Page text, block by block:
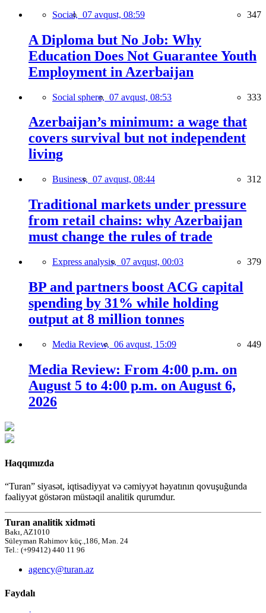
Social, 07 avqust, 08:59 347
A Diploma but No Job: Why
Education Does Not Guarantee Youth
Employment in Azerbaijan
Social sphere, 07 avqust, 08:53 333
Azerbaijan’s minimum: a wage that
covers survival but not independent
living
Business, 07 avqust, 08:44 312
Traditional markets under pressure
from retail chains: why Azerbaijan
must change the rules of trade
Express analysis, 07 avqust, 00:03 379
BP and partners boost ACG capital
spending by 31% while holding
output at 8 million tonnes
Media Review, 06 avqust, 15:09 449
Media Review: From 4:00 p.m. on
August 5 to 4:00 p.m. on August 6,
2026
Haqqımızda
“Turan” siyasət, iqtisadiyyat və cəmiyyət həyatının qovuşuğunda
fəaliyyət göstərən müstəqil analitik qurumdur.
Turan analitik xidməti
Bakı, AZ1010
Süleyman Rəhimov küç.,186, Mən. 24
Tel.: (+99412) 440 11 96
agency@turan.az
Faydalı